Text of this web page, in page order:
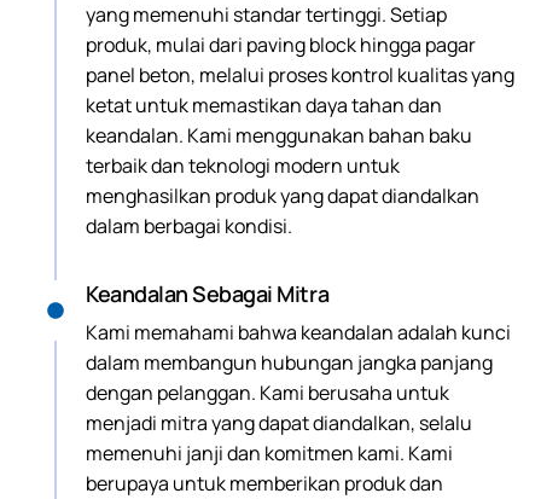
yang memenuhi standar tertinggi. Setiap
produk, mulai dari paving block hingga pagar
panel beton, melalui proses kontrol kualitas yang
ketat untuk memastikan daya tahan dan
keandalan. Kami menggunakan bahan baku
terbaik dan teknologi modern untuk
menghasilkan produk yang dapat diandalkan
dalam berbagai kondisi.
Keandalan Sebagai Mitra
Kami memahami bahwa keandalan adalah kunci
dalam membangun hubungan jangka panjang
dengan pelanggan. Kami berusaha untuk
menjadi mitra yang dapat diandalkan, selalu
memenuhi janji dan komitmen kami. Kami
berupaya untuk memberikan produk dan